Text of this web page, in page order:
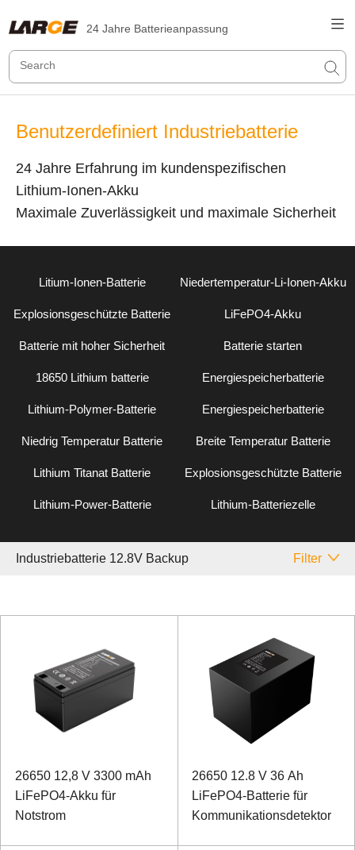
24 Jahre Batterieanpassung
Benutzerdefiniert Industriebatterie
24 Jahre Erfahrung im kundenspezifischen
Lithium-Ionen-Akku
Maximale Zuverlässigkeit und maximale Sicherheit
Litium-Ionen-Batterie Niedertemperatur-Li-Ionen-Akku
Explosionsgeschützte Batterie LiFePO4-Akku
Batterie mit hoher Sicherheit Batterie starten
18650 Lithium batterie Energiespeicherbatterie
Lithium-Polymer-Batterie Energiespeicherbatterie
Niedrig Temperatur Batterie Breite Temperatur Batterie
Lithium Titanat Batterie Explosionsgeschützte Batterie
Lithium-Power-Batterie Lithium-Batteriezelle
Industriebatterie 12.8V Backup Filter
26650 12,8 V 3300 mAh
LiFePO4-Akku für
Notstrom
26650 12.8 V 36 Ah
LiFePO4-Batterie für
Kommunikationsdetektor